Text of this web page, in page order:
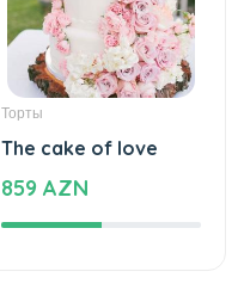
Торты
The cake of love
859 AZN